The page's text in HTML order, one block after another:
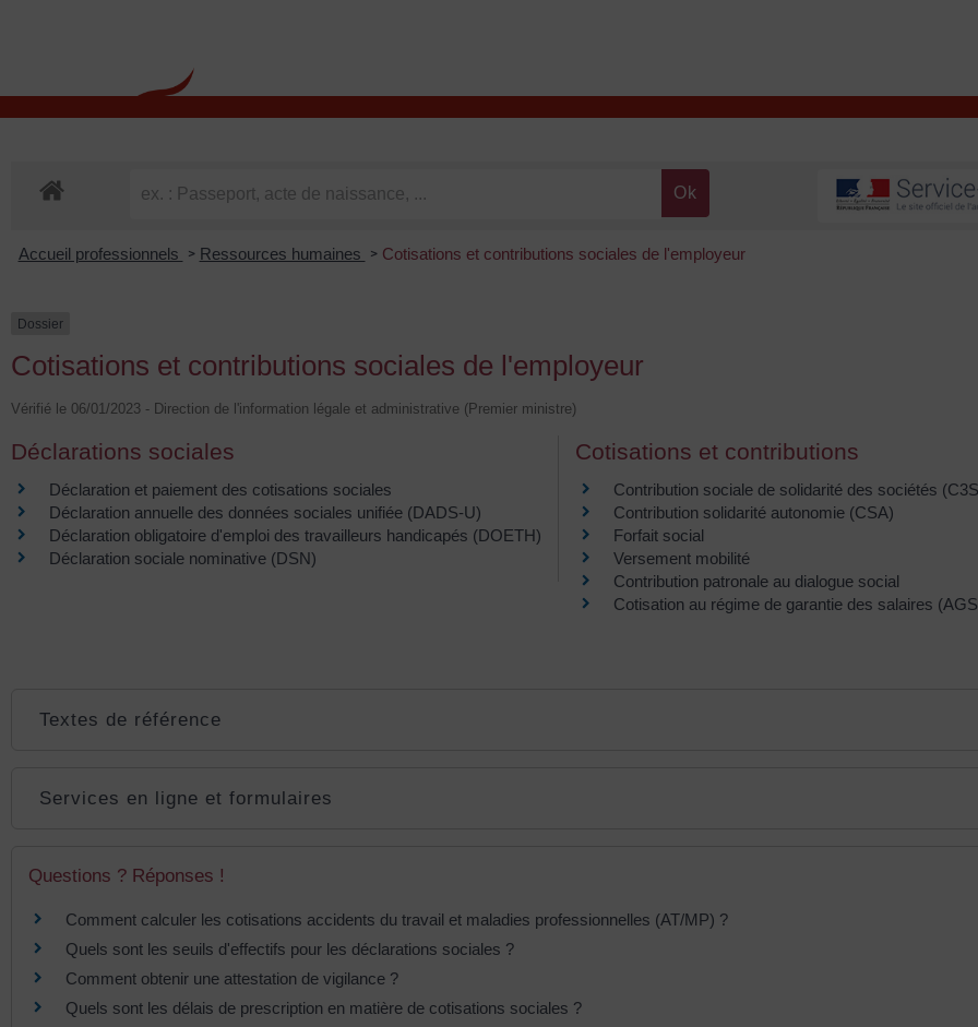
Accueil professionnels > Ressources humaines > Cotisations et contributions sociales de l'employeur
Dossier
Cotisations et contributions sociales de l'employeur
Vérifié le 06/01/2023 - Direction de l'information légale et administrative (Premier ministre)
Déclarations sociales
Déclaration et paiement des cotisations sociales
Déclaration annuelle des données sociales unifiée (DADS-U)
Déclaration obligatoire d'emploi des travailleurs handicapés (DOETH)
Déclaration sociale nominative (DSN)
Cotisations et contributions
Contribution sociale de solidarité des sociétés
Contribution solidarité autonomie (CSA)
Forfait social
Versement mobilité
Contribution patronale au dialogue social
Cotisation au régime de garantie des salaires
Textes de référence
Services en ligne et formulaires
Questions ? Réponses !
Comment calculer les cotisations accidents du travail et maladies professionnelles (AT/MP) ?
Quels sont les seuils d'effectifs pour les déclarations sociales ?
Comment obtenir une attestation de vigilance ?
Quels sont les délais de prescription en matière de cotisations sociales ?